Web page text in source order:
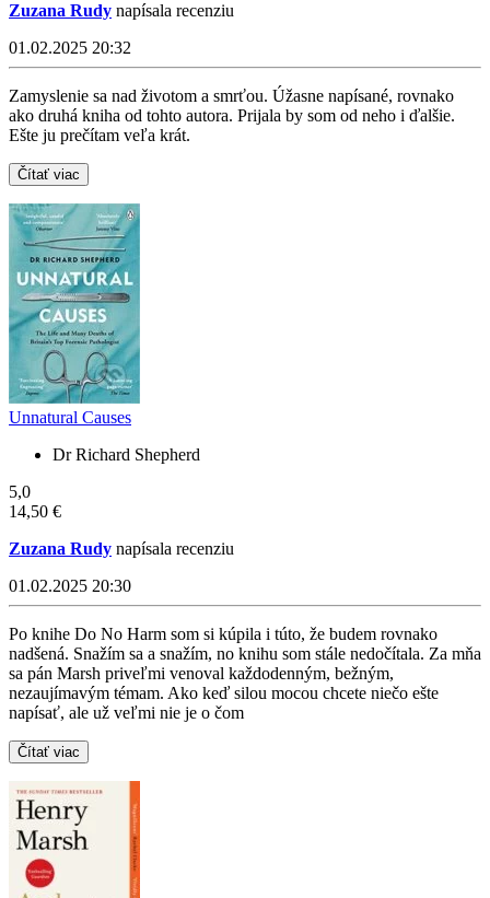
Zuzana Rudy napísala recenziu
01.02.2025 20:32
Zamyslenie sa nad životom a smrťou. Úžasne napísané, rovnako
ako druhá kniha od tohto autora. Prijala by som od neho i ďalšie.
Ešte ju prečítam veľa krát.
Čítať viac
Unnatural Causes
Dr Richard Shepherd
5,0
14,50 €
Zuzana Rudy napísala recenziu
01.02.2025 20:30
Po knihe Do No Harm som si kúpila i túto, že budem rovnako
nadšená. Snažím sa a snažím, no knihu som stále nedočítala. Za mňa
sa pán Marsh priveľmi venoval každodenným, bežným,
nezaujímavým témam. Ako keď silou mocou chcete niečo ešte
napísať, ale už veľmi nie je o čom
Čítať viac